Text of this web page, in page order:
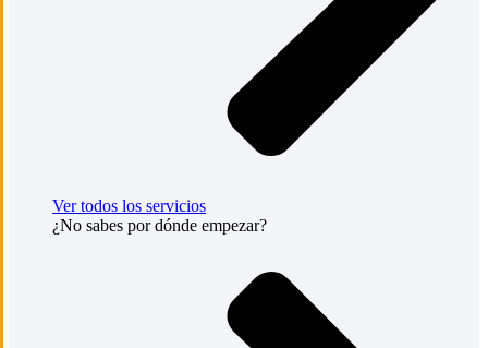
Ver todos los servicios
¿No sabes por dónde empezar?